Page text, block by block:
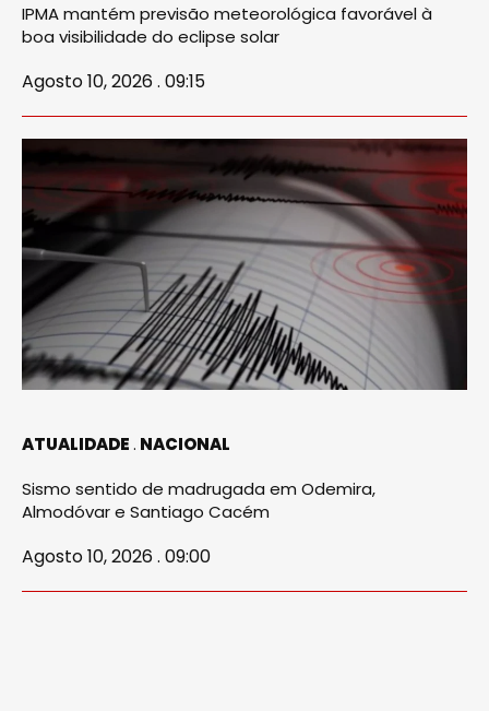
IPMA mantém previsão meteorológica favorável à
boa visibilidade do eclipse solar
Agosto 10, 2026 . 09:15
ATUALIDADE NACIONAL
Sismo sentido de madrugada em Odemira,
Almodóvar e Santiago Cacém
Agosto 10, 2026 . 09:00